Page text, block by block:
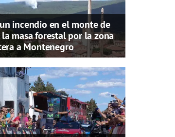
incendio en el monte de
masa forestal por la zona
a Montenegro